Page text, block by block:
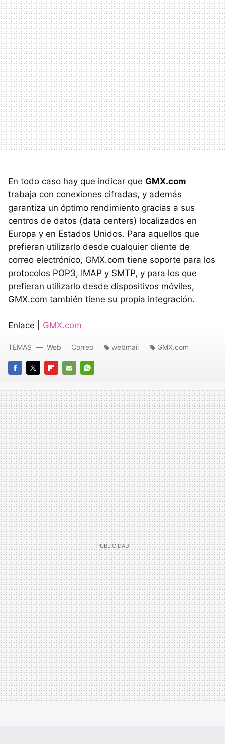
En todo caso hay que indicar que GMX.com
trabaja con conexiones cifradas, y además
garantiza un óptimo rendimiento gracias a sus
centros de datos (data centers) localizados en
Europa y en Estados Unidos. Para aquellos que
prefieran utilizarlo desde cualquier cliente de
correo electrónico, GMX.com tiene soporte para los
protocolos POP3, IMAP y SMTP, y para los que
prefieran utilizarlo desde dispositivos móviles,
GMX.com también tiene su propia integración.
Enlace | GMX.com
FACEBOOK
TWITTERFLIPBOARD
E-
MAIL
WHATSAPP
TEMAS Web Correo webmail GMX.com